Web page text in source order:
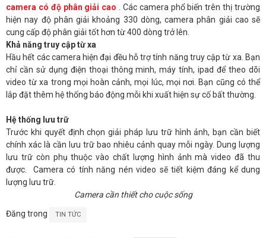
camera có độ phân giải cao . Các camera phổ biến trên thị trường
hiện nay độ phân giải khoảng 330 dòng, camera phân giải cao sẽ
cung cấp độ phân giải tốt hơn từ 400 dòng trở lên.
Khả năng truy cập từ xa
Hầu hết các camera hiện đại đều hỗ trợ tính năng truy cập từ xa. Bạn
chỉ cần sử dụng điện thoại thông minh, máy tính, ipad để theo dõi
video từ xa trong mọi hoàn cảnh, mọi lúc, mọi nơi. Bạn cũng có thể
lắp đặt thêm hệ thống báo động mỗi khi xuất hiện sự cố bất thường.
Hệ thống lưu trữ
Trước khi quyết định chọn giải pháp lưu trữ hình ảnh, bạn cần biết
chính xác là cần lưu trữ bao nhiêu cảnh quay mỗi ngày. Dung lượng
lưu trữ còn phụ thuộc vào chất lượng hình ảnh mà video đã thu
được. Camera có tính năng nén video sẽ tiết kiệm đáng kể dung
lượng lưu trữ.
Camera cần thiết cho cuộc sống
Đăng trong
TIN TỨC